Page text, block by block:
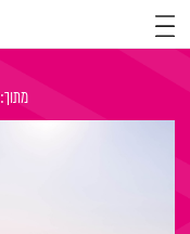
מתוך: